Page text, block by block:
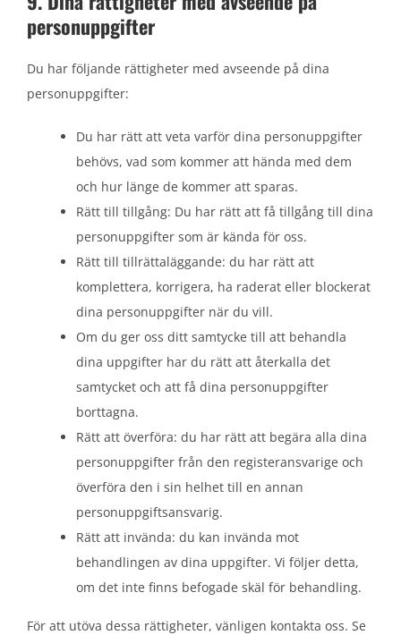
personuppgifter
Du har följande rättigheter med avseende på dina
personuppgifter:
Du har rätt att veta varför dina personuppgifter
behövs, vad som kommer att hända med dem
och hur länge de kommer att sparas.
Rätt till tillgång: Du har rätt att få tillgång till dina
personuppgifter som är kända för oss.
Rätt till tillrättaläggande: du har rätt att
komplettera, korrigera, ha raderat eller blockerat
dina personuppgifter när du vill.
Om du ger oss ditt samtycke till att behandla
dina uppgifter har du rätt att återkalla det
samtycket och att få dina personuppgifter
borttagna.
Rätt att överföra: du har rätt att begära alla dina
personuppgifter från den registeransvarige och
överföra den i sin helhet till en annan
personuppgiftsansvarig.
Rätt att invända: du kan invända mot
behandlingen av dina uppgifter. Vi följer detta,
om det inte finns befogade skäl för behandling.
För att utöva dessa rättigheter, vänligen kontakta oss. Se